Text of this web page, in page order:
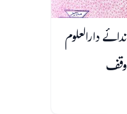
ندائے دارالعلوم
وقف